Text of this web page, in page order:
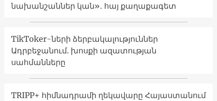
նախանշաններ կան»․ հայ քաղաքագետ
TikToker-ների ձերբակալություններ
Ադրբեջանում. խոսքի ազատության
սահմանները
TRIPP+ հիմնադրամի ղեկավարը Հայաստանում